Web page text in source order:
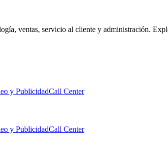
ventas, servicio al cliente y administración.
y PublicidadCall Center
y PublicidadCall Center